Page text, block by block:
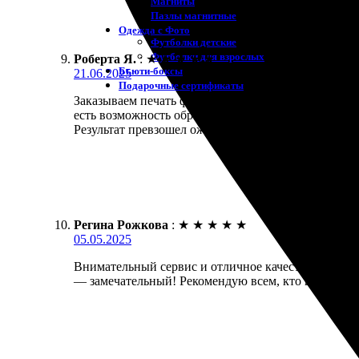
Пазлы магнитные
Одежда с Фото
Футболки детские
Футболки для взрослых
Бьюти-боксы
Подарочные сертификаты
Роберта Я. : ★ ★ ★ ★ ★
21.06.2025
Заказываем печать фотографии 30х40. Сайт
есть возможность обрезки. Указала адрес
Результат превзошел ожидания! Буду заказывать
Регина Рожкова : ★ ★ ★ ★ ★
05.05.2025
Внимательный сервис и отличное качество.
— замечательный! Рекомендую всем, кто ценит